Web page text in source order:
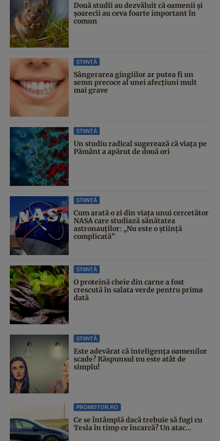
Două studii au dezvăluit că oamenii și
șoarecii au ceva foarte important în
comun
ȘTIINȚĂ
Sângerarea gingiilor ar putea fi un
semn precoce al unei afecțiuni mult
mai grave
ȘTIINȚĂ
Un studiu radical sugerează că viața pe
Pământ a apărut de două ori
ȘTIINȚĂ
Cum arată o zi din viața unui cercetător
NASA care studiază sănătatea
astronauților: „Nu este o știință
complicată”
ȘTIINȚĂ
O proteină cheie din carne a fost
crescută în salata verde pentru prima
dată
ȘTIINȚĂ
Este adevărat că inteligența oamenilor
scade? Răspunsul nu este atât de
simplu!
PROMOTOR.RO
Ce se întâmplă dacă trebuie să fugi cu
Tesla în timp ce încarcă? Un atac...